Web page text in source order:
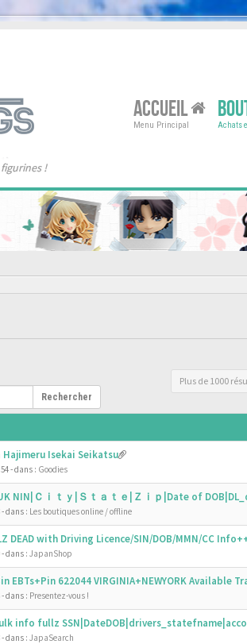
!
ACCUEIL
Menu Principal Achats
Rechercher
Plus de 1000
Hajimeru Isekai Seikatsu
- dans : Goodies
NIN|Ｃｉｔｙ|Ｓｔａｔｅ|Ｚｉｐ|Date of
- dans : Les boutiques online / offline
DEAD with Driving Licence/SIN/DOB/MMN/CC
- dans : JapanShop
EBTs+Pin 622044 VIRGINIA+NEWYORK Available
- dans : Presentez-vous !
info fullz
- dans : JapaSearch